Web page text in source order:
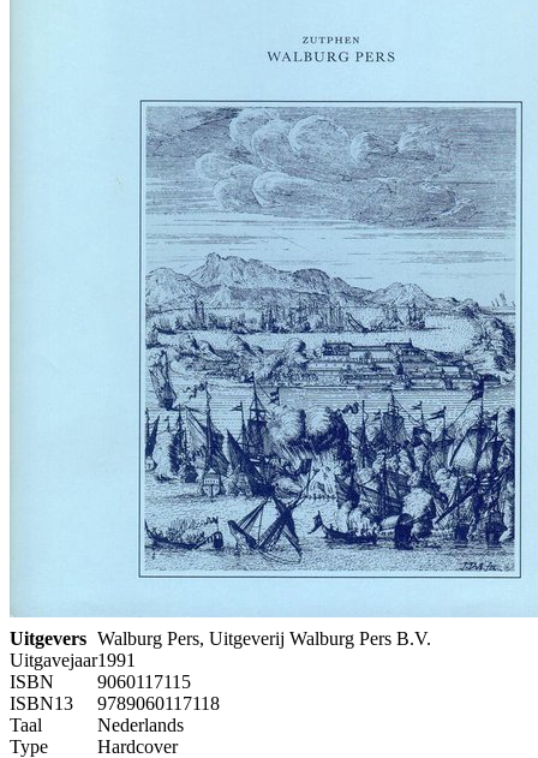
Uitgevers Walburg Pers, Uitgeverij Walburg Pers B.V.
Uitgavejaar1991
ISBN
9060117115
ISBN13
9789060117118
Taal
Nederlands
Type
Hardcover